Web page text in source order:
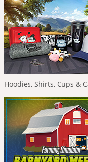
Hoodies, Shirts, Cups &